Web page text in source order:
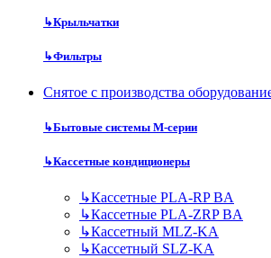
↳Крыльчатки
↳Фильтры
Снятое с производства
↳Бытовые системы M-серии
↳Кассетные кондиционеры
↳Кассетные PLA-RP BA
↳Кассетные PLA-ZRP BA
↳Кассетный MLZ-KA
↳Кассетный SLZ-KA